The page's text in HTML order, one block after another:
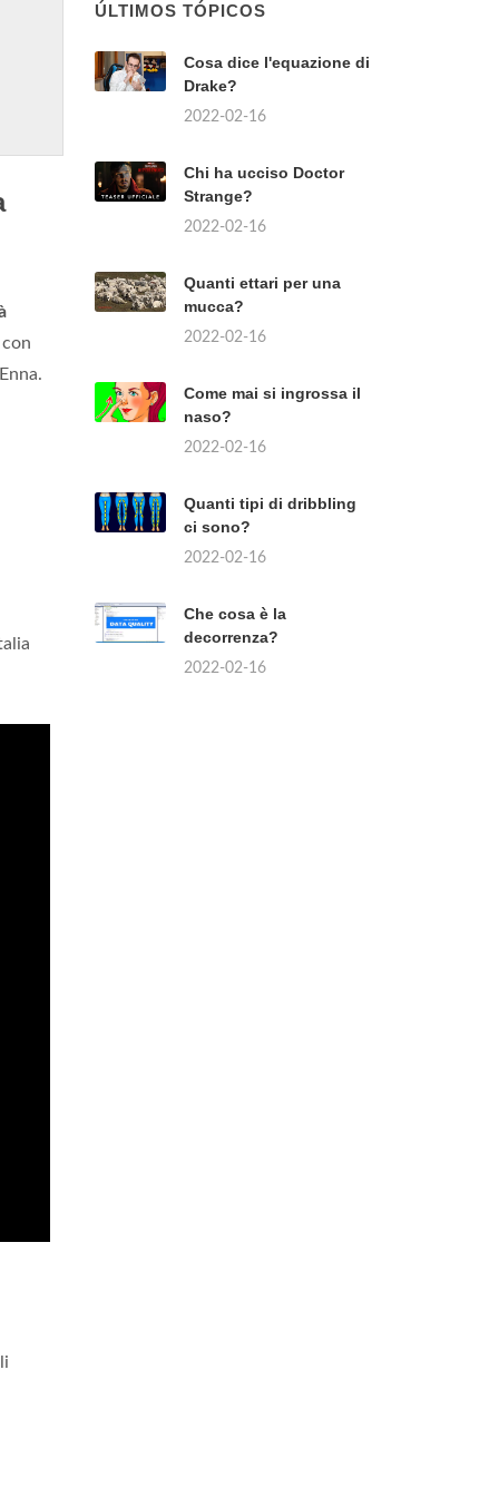
ÚLTIMOS TÓPICOS
Cosa dice l'equazione di
Drake?
2022-02-16
Chi ha ucciso Doctor
Strange?
2022-02-16
Quanti ettari per una
mucca?
2022-02-16
Come mai si ingrossa il
naso?
2022-02-16
Quanti tipi di dribbling
ci sono?
2022-02-16
Che cosa è la
decorrenza?
2022-02-16